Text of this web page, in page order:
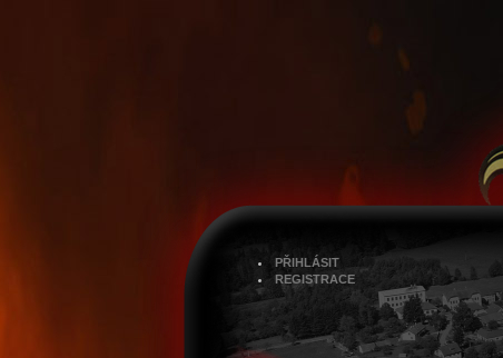
PŘIHLÁSIT
REGISTRACE